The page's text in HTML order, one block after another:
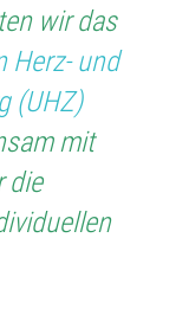
wir das
Herz- und
(UHZ)
mit
die